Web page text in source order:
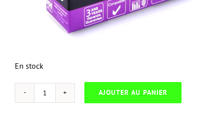
En stock
quantité
AJOUTER AU PANIER